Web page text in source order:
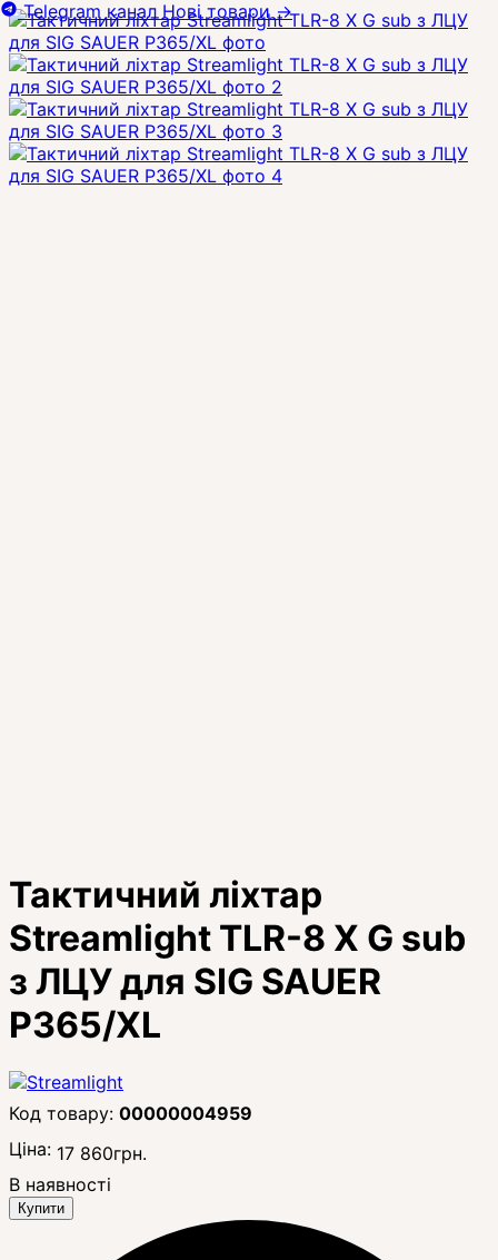
Тактичний ліхтар
Streamlight TLR-8 X G sub
з ЛЦУ для SIG SAUER
P365/XL
00000004959
Ціна: 17 860грн.
В наявності
Купити
Telegram канал Нові товари→